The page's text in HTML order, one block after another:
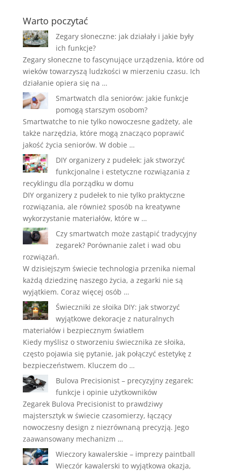
Warto poczytać
Zegary słoneczne: jak działały i jakie były
ich funkcje?
Zegary słoneczne to fascynujące urządzenia, które od
wieków towarzyszą ludzkości w mierzeniu czasu. Ich
działanie opiera się na …
Smartwatch dla seniorów: jakie funkcje
pomogą starszym osobom?
Smartwatche to nie tylko nowoczesne gadżety, ale
także narzędzia, które mogą znacząco poprawić
jakość życia seniorów. W dobie …
DIY organizery z pudełek: jak stworzyć
funkcjonalne i estetyczne rozwiązania z
recyklingu dla porządku w domu
DIY organizery z pudełek to nie tylko praktyczne
rozwiązania, ale również sposób na kreatywne
wykorzystanie materiałów, które w …
Czy smartwatch może zastąpić tradycyjny
zegarek? Porównanie zalet i wad obu
rozwiązań.
W dzisiejszym świecie technologia przenika niemal
każdą dziedzinę naszego życia, a zegarki nie są
wyjątkiem. Coraz więcej osób …
Świeczniki ze słoika DIY: jak stworzyć
wyjątkowe dekoracje z naturalnych
materiałów i bezpiecznym światłem
Kiedy myślisz o stworzeniu świecznika ze słoika,
często pojawia się pytanie, jak połączyć estetykę z
bezpieczeństwem. Kluczem do …
Bulova Precisionist – precyzyjny zegarek:
funkcje i opinie użytkowników
Zegarek Bulova Precisionist to prawdziwy
majstersztyk w świecie czasomierzy, łączący
nowoczesny design z niezrównaną precyzją. Jego
zaawansowany mechanizm …
Wieczory kawalerskie – imprezy paintball
Wieczór kawalerski to wyjątkowa okazja,